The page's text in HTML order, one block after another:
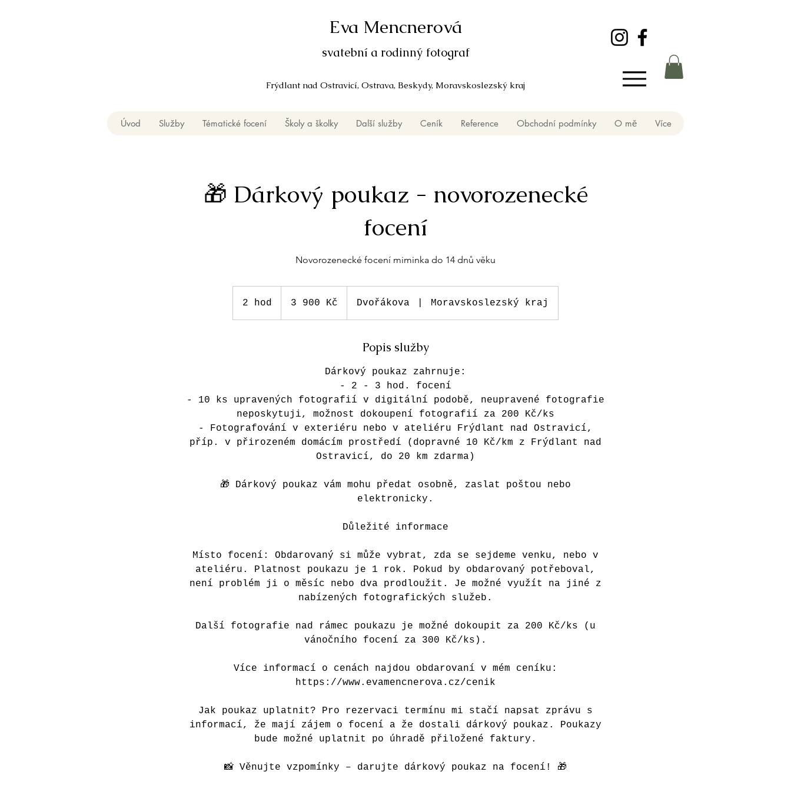
svatební a rodinný fotograf
Eva Mencnerová
Frýdlant nad Ostravicí, Ostrava, Beskydy, Moravskoslezský kraj
Úvod Služby Tématické focení Školy a školky Další služby Ceník Reference Obchodní podmínky O mě Více
🎁 Dárkový poukaz - novorozenecké
focení
Novorozenecké focení miminka do 14 dnů věku
2 hod
h
3 900 Kč Dvořákova Moravskoslezský kraj
Popis služby
Dárkový poukaz zahrnuje:
- 2 - 3 hod. focení
- 10 ks upravených fotografií v digitální podobě, neupravené fotografie
neposkytuji, možnost dokoupení fotografií za 200 Kč/ks
- Fotografování v exteriéru nebo v ateliéru Frýdlant nad Ostravicí,
příp. v přirozeném domácím prostředí (dopravné 10 Kč/km z Frýdlant nad
Ostravicí, do 20 km zdarma)
🎁 Dárkový poukaz vám mohu předat osobně, zaslat poštou nebo
elektronicky.
Důležité informace
Místo focení: Obdarovaný si může vybrat, zda se sejdeme venku, nebo v
ateliéru. Platnost poukazu je 1 rok. Pokud by obdarovaný potřeboval,
není problém ji o měsíc nebo dva prodloužit. Je možné využít na jiné z
nabízených fotografických služeb.
Další fotografie nad rámec poukazu je možné dokoupit za 200 Kč/ks (u
vánočního focení za 300 Kč/ks).
Více informací o cenách najdou obdarovaní v mém ceníku:
https://www.evamencnerova.cz/cenik
Jak poukaz uplatnit? Pro rezervaci termínu mi stačí napsat zprávu s
informací, že mají zájem o focení a že dostali dárkový poukaz. Poukazy
bude možné uplatnit po úhradě přiložené faktury.
📸 Věnujte vzpomínky – darujte dárkový poukaz na focení! 🎁